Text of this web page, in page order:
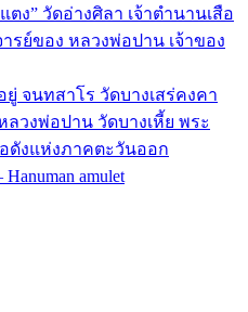
ตง” วัดอ่างศิลา เจ้าตำนานเสือ
ารย์ของ หลวงพ่อปาน เจ้าของ
จนทสาโร วัดบางเสร่คงคา
ลวงพ่อปาน วัดบางเหี้ย พระ
ดังแห่งภาคตะวันออก
amulet